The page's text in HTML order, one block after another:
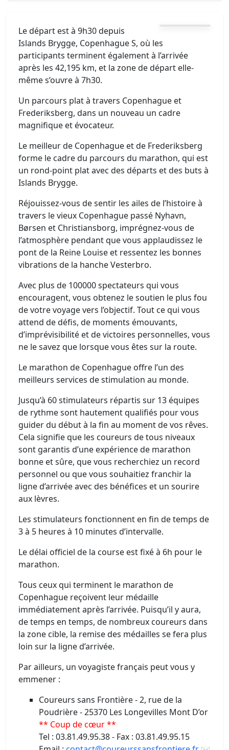
Le départ est à 9h30 depuis
Islands Brygge, Copenhague S, où les
participants terminent également à l’arrivée
après les 42,195 km, et la zone de départ elle-
même s’ouvre à 7h30.
Un parcours plat à travers Copenhague et
Frederiksberg, dans un nouveau un cadre
magnifique et évocateur.
Le meilleur de Copenhague et de Frederiksberg
forme le cadre du parcours du marathon, qui est
un rond-point plat avec des départs et des buts à
Islands Brygge.
Réjouissez-vous de sentir les ailes de l’histoire à
travers le vieux Copenhague passé Nyhavn,
Børsen et Christiansborg, imprégnez-vous de
l’atmosphère pendant que vous applaudissez le
pont de la Reine Louise et ressentez les bonnes
vibrations de la hanche Vesterbro.
Avec plus de 100000 spectateurs qui vous
encouragent, vous obtenez le soutien le plus fou
de votre voyage vers l’objectif. Tout ce qui vous
attend de défis, de moments émouvants,
d’imprévisibilité et de victoires personnelles, vous
ne le savez que lorsque vous êtes sur la route.
Le marathon de Copenhague offre l’un des
meilleurs services de stimulation au monde.
Jusqu’à 60 stimulateurs répartis sur 13 équipes
de rythme sont hautement qualifiés pour vous
guider du début à la fin au moment de vos rêves.
Cela signifie que les coureurs de tous niveaux
sont garantis d’une expérience de marathon
bonne et sûre, que vous recherchiez un record
personnel ou que vous souhaitiez franchir la
ligne d’arrivée avec des bénéfices et un sourire
aux lèvres.
Les stimulateurs fonctionnent en fin de temps de
3 à 5 heures à 10 minutes d’intervalle.
Le délai officiel de la course est fixé à 6h pour le
marathon.
Tous ceux qui terminent le marathon de
Copenhague reçoivent leur médaille
immédiatement après l’arrivée. Puisqu’il y aura,
de temps en temps, de nombreux coureurs dans
la zone cible, la remise des médailles se fera plus
loin sur la ligne d’arrivée.
Par ailleurs, un voyagiste français peut vous y
emmener :
Coureurs sans Frontière - 2, rue de la
Poudrière - 25370 Les Longevilles Mont D’or
** Coup de cœur **
Tel : 03.81.49.95.38 - Fax : 03.81.49.95.15